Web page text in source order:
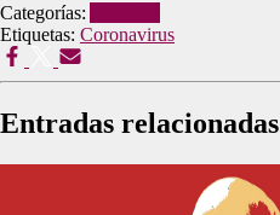
Categorías:
Etiquetas: Coronavirus
Entradas relacionadas